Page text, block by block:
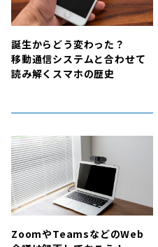
誕生からどう変わった？
移動通信システムと合わせて
読み解くスマホの歴史
ZoomやTeamsなどのWeb